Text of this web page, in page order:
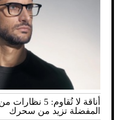
أناقة لا تُقاوم:
المفضلة تزيد من سحرك